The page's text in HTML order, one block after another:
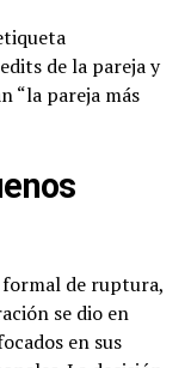
de la pareja y
“la pareja más
formal de ruptura,
se dio en
en sus